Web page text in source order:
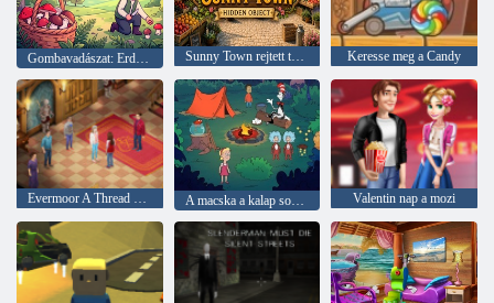
Sunny Town rejtett tárgy Keresse meg a Candy
Evermoor A Thread of Fate A macska a kalap sokat tud róla! Camp ideje Valentin nap a mozi